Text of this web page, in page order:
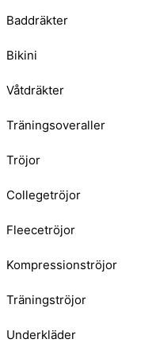
Baddräkter
Bikini
Våtdräkter
Träningsoveraller
Tröjor
Collegetröjor
Fleecetröjor
Kompressionströjor
Träningströjor
Underkläder